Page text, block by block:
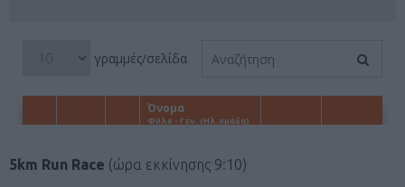
5km Run Race (ώρα εκκίνησης 9:10)